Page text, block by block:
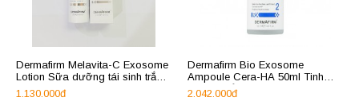
Dermafirm Melavita-C Exosome
Lotion Sữa dưỡng tái sinh trắng
sáng da 120ml
1.130.000đ
Dermafirm Bio Exosome
Ampoule Cera-HA 50ml Tinh
chất giữ ẩm sâu tái sinh làn da
2.042.000đ